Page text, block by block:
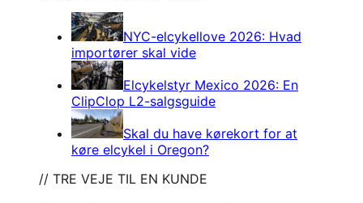
NYC-elcykellove 2026: Hvad
importører skal vide
Elcykelstyr Mexico 2026: En
ClipClop L2-salgsguide
Skal du have kørekort for at
køre elcykel i Oregon?
// TRE VEJE TIL EN KUNDE